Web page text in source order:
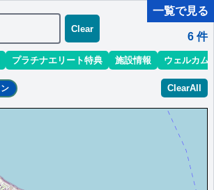
テル情報(アジア)ホテル特典攻略
ペナン
デザインされた、ジョージタウンでの滞在
一覧で見る
Clear
6 件
プラチナエリート特典 施設情報 ウェルカム
ClearAll